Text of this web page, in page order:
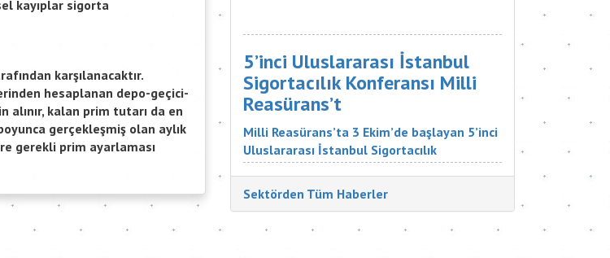
kayıplar sigorta
karşılanacaktır.
hesaplanan depo-geçici-
alınır, kalan prim tutarı da en
gerçekleşmiş olan aylık
gerekli prim ayarlaması
başarıyla tamamlayan öğrencilerini mezun
etti. Sigorta şirketlerinin &uu...
5’inci Uluslararası İstanbul
Sigortacılık Konferansı Milli
Reasürans’t
Milli Reasürans’ta 3 Ekim’de başlayan 5’inci
Uluslararası İstanbul Sigortacılık
Konferansı’na Türkiye ve dünyadan çok
değerli katılımcılar katıldı. Sigorta
Tatbikatçıları Derneği'nin düzenlediği
Sektörden Tüm Haberler